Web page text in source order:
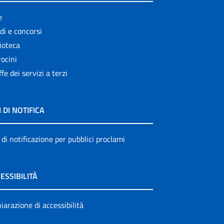
e concorsi
dei servizi a terzi
DI NOTIFICA
notificazione per pubblici proclami
di accessibilità